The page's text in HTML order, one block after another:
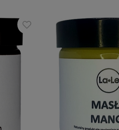
Następnie wysusz i stylizuj włosy jak